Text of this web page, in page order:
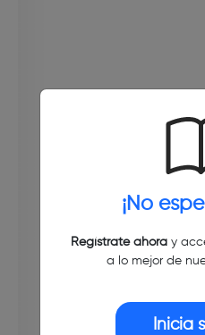
¡No
Regístrate ahoray
a lo mejor de
Inicia